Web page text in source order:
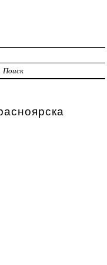
Поиск